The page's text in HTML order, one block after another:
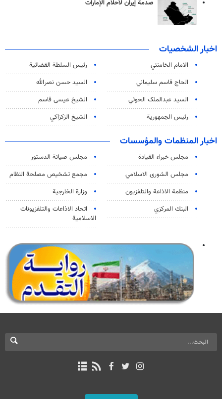
صدمة إيران لأحلام الإمارات
اخبار الشخصيات
الامام الخامنئي
رئیس السلطة القضائیة
الحاج قاسم سليماني
السيد حسن نصرالله
السید عبدالملک الحوثي
الشيخ عيسى قاسم
رئيس الجمهورية
الشيخ الزكزاكي
اخبار المنظمات والمؤسسات
مجلس خبراء القيادة
مجلس صيانة الدستور
مجلس الشورى الاسلامي
مجمع تشخيص مصلحة النظام
منظمة الاذاعة والتلفزیون
وزارة الخارجية
البنك المركزي
اتحاد الاذاعات والتلفزيونات
الاسلامية